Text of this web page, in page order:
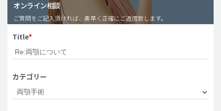
豊胸手術・バストアップ
プチ整形
脂肪吸引 (大容量)
idニュース
オンライン相談
ご質問をご記入頂ければ、素早く正確にご返信致します。
Title*
カテゴリー